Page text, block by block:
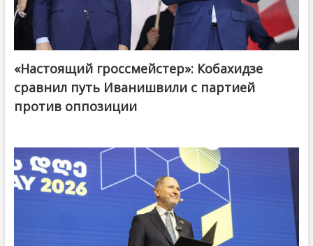
@ქართული ოცნება / Georgian Dream
«Настоящий гроссмейстер»: Кобахидзе
сравнил путь Иванишвили с партией
против оппозиции